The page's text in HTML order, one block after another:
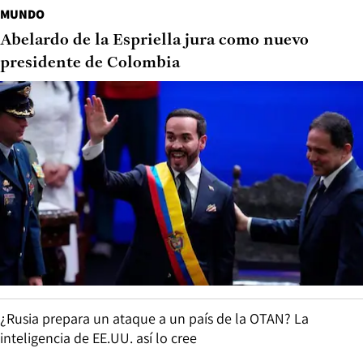
MUNDO
Abelardo de la Espriella jura como nuevo
presidente de Colombia
¿Rusia prepara un ataque a un país de la OTAN? La
inteligencia de EE.UU. así lo cree